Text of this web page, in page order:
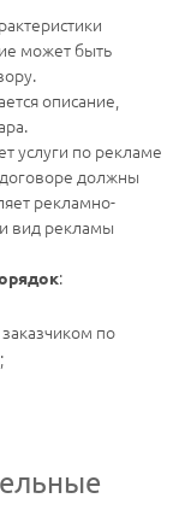
может быть
описание,
услуги по рекламе
должны
рекламно-
вид рекламы
:
по